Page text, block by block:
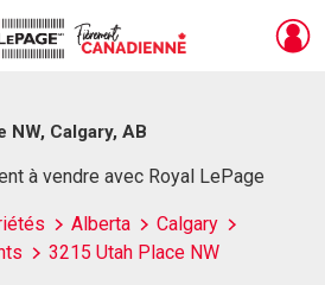
NW, Calgary, AB
à vendre avec Royal LePage
Alberta
Calgary
3215 Utah Place NW